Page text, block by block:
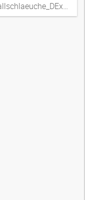
TI_Technische_Informationen_Metallschlaeuche_DExpdf